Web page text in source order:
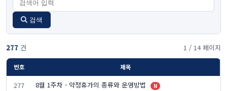
검색
277 건 1 / 14 페이지
번호 제목
277 8월 1주차 - 약정휴가의 종류와 운영방법 N